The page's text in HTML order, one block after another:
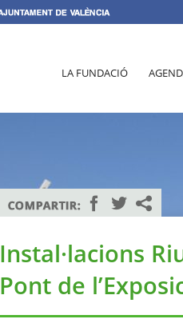
LA FUNDACIÓ
Instal·lacions
Pont de